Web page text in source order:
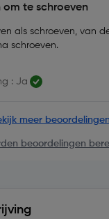
om te schroeven
van de eerste
schroeven.
: Ja
meer
beoordelingen